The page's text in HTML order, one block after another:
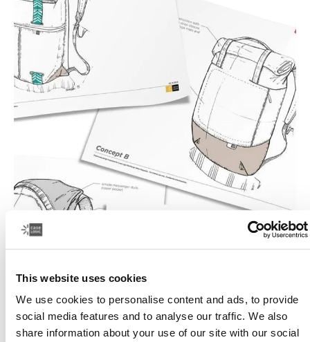
This website uses cookies
We use cookies to personalise content and ads, to provide
social media features and to analyse our traffic. We also
share information about your use of our site with our social